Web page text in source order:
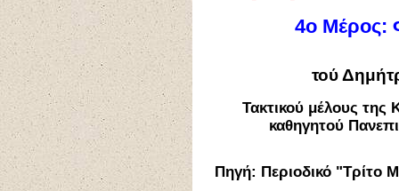
4ο Μέρος:
τού
Τακτικού μέλους της
καθηγητού
Πηγή: Περιοδικό "Τρίτο